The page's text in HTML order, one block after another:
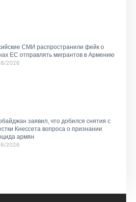
СМИ распространили фейк о
ЕС отправлять мигрантов в Армению
2026
заявил, что добился снятия с
Кнессета вопроса о признании
армян
2026